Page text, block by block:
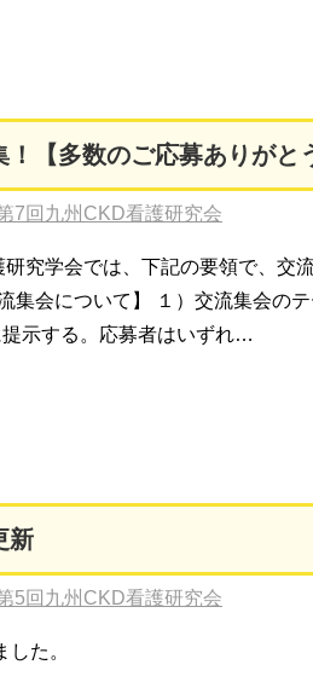
【多数のご応募ありがと
7回九州CKD看護研究会
究学会では、下記の要領で、交
集会について】 １）交流集会の
示する。応募者はいずれ…
新
5回九州CKD看護研究会
た。